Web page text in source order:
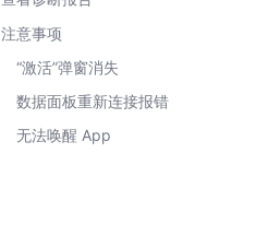
注意事项
“激活”弹窗消失
数据面板重新连接报错
无法唤醒 App